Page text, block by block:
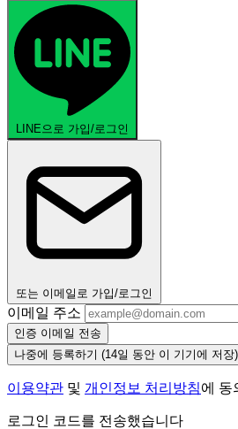
LINE으로 가입/로그인
또는 이메일로 가입/로그인
이메일 주소
인증 이메일 전송
나중에 등록하기 (14일 동안 이 기기에 저장)
이용약관 및 개인정보 처리방침에 동
로그인 코드를 전송했습니다